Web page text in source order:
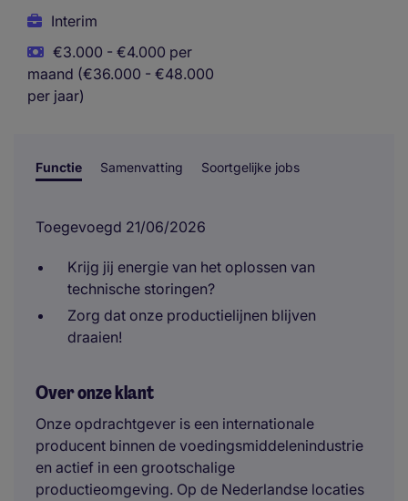
Interim
€3.000 - €4.000 per
maand (€36.000 - €48.000
per jaar)
Functie Samenvatting Soortgelijke jobs
Toegevoegd 21/06/2026
Krijg jij energie van het oplossen van
technische storingen?
Zorg dat onze productielijnen blijven
draaien!
Over onze klant
Onze opdrachtgever is een internationale
producent binnen de voedingsmiddelenindustrie
en actief in een grootschalige
productieomgeving. Op de Nederlandse locaties